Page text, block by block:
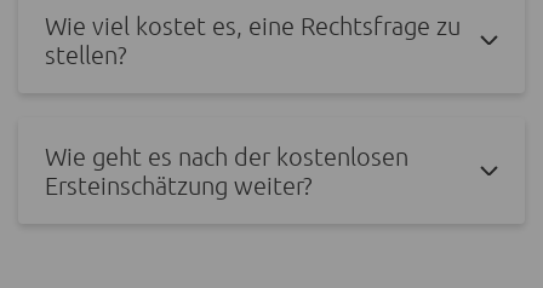
Wie viel kostet es, eine Rechtsfrage zu
stellen?
Wie geht es nach der kostenlosen
Ersteinschätzung weiter?